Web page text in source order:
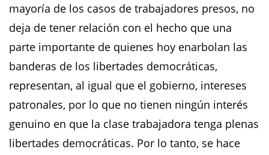
mayoría de los casos de trabajadores presos, no
deja de tener relación con el hecho que una
parte importante de quienes hoy enarbolan las
banderas de los libertades democráticas,
representan, al igual que el gobierno, intereses
patronales, por lo que no tienen ningún interés
genuino en que la clase trabajadora tenga plenas
libertades democráticas. Por lo tanto, se hace